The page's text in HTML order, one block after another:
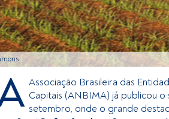
Associação Brasileira das
Capitais (ANBIMA) já publicou
setembro, onde o grande